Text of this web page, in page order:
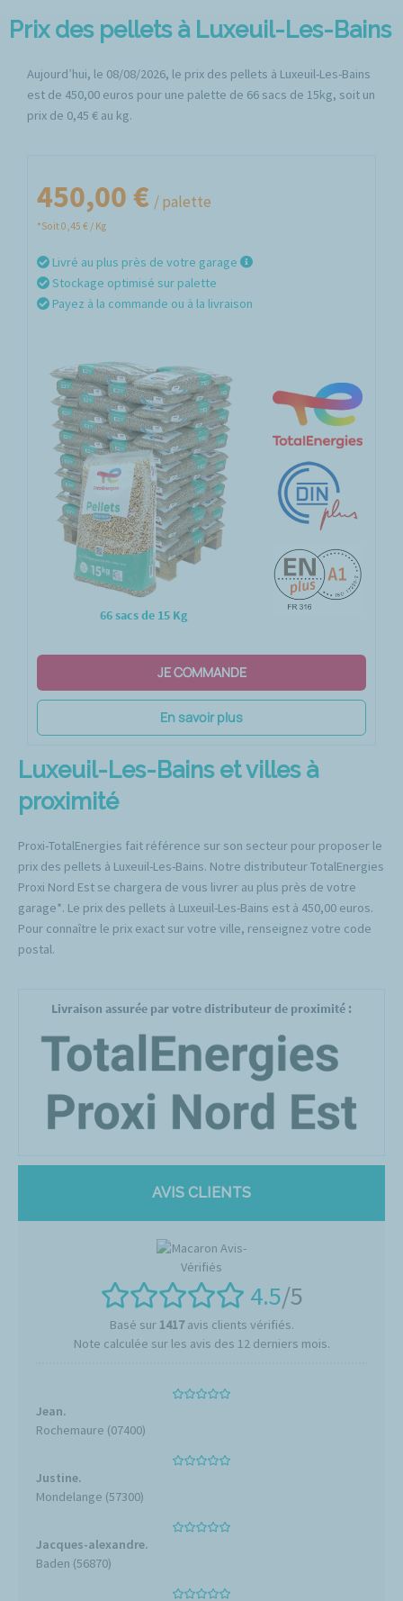
Prix des pellets à Luxeuil-Les-Bains
Aujourd’hui, le 08/08/2026, le prix des pellets à Luxeuil-Les-Bains
est de 450,00 euros pour une palette de 66 sacs de 15kg, soit un
prix de 0,45 € au kg.
66 sacs de 15 Kg
450,00 € / palette
*Soit 0,45 € / Kg
Livré au plus près de votre garage
Stockage optimisé sur palette
Payez à la commande ou à la livraison
JE COMMANDE
En savoir plus
Luxeuil-Les-Bains et villes à
proximité
Proxi-TotalEnergies fait référence sur son secteur pour proposer le
prix des pellets à Luxeuil-Les-Bains. Notre distributeur TotalEnergies
Proxi Nord Est se chargera de vous livrer au plus près de votre
garage*. Le prix des pellets à Luxeuil-Les-Bains est à 450,00 euros.
Pour connaître le prix exact sur votre ville, renseignez votre code
postal.
Livraison assurée par votre distributeur de proximité :
AVIS CLIENTS
4.5/5
Basé sur 1417avis clients vérifiés.
Note calculée sur les avis des 12 derniers mois.
Jean.
Rochemaure (07400)
Justine.
Mondelange (57300)
Jacques-alexandre.
Baden (56870)